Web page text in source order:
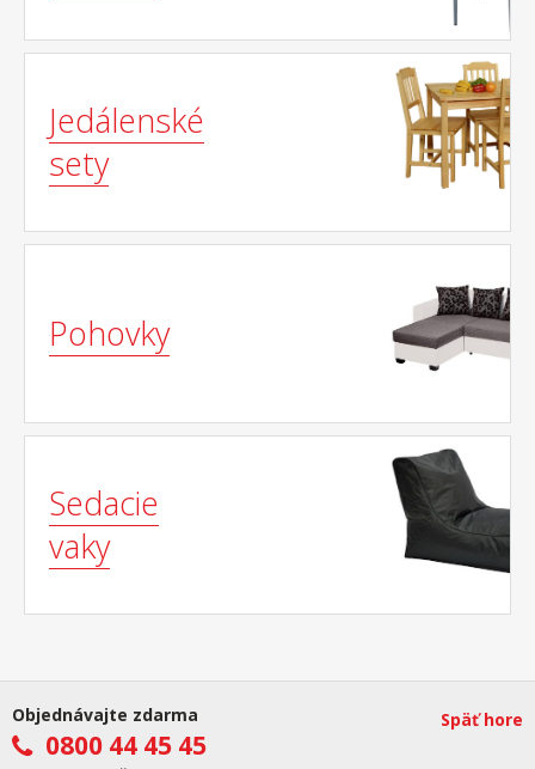
Jedálenské
sety
Pohovky
Sedacie
vaky
Objednávajte zdarma
0800 44 45 45
Späť hore